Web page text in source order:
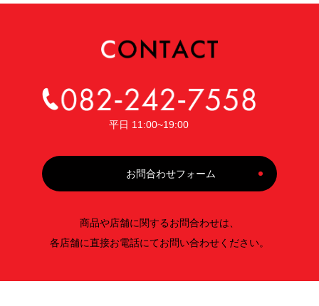
平日 11:00~19:00
お問合わせフォーム
商品や店舗に関するお問合わせは、
各店舗に直接お電話にてお問い合わせください。